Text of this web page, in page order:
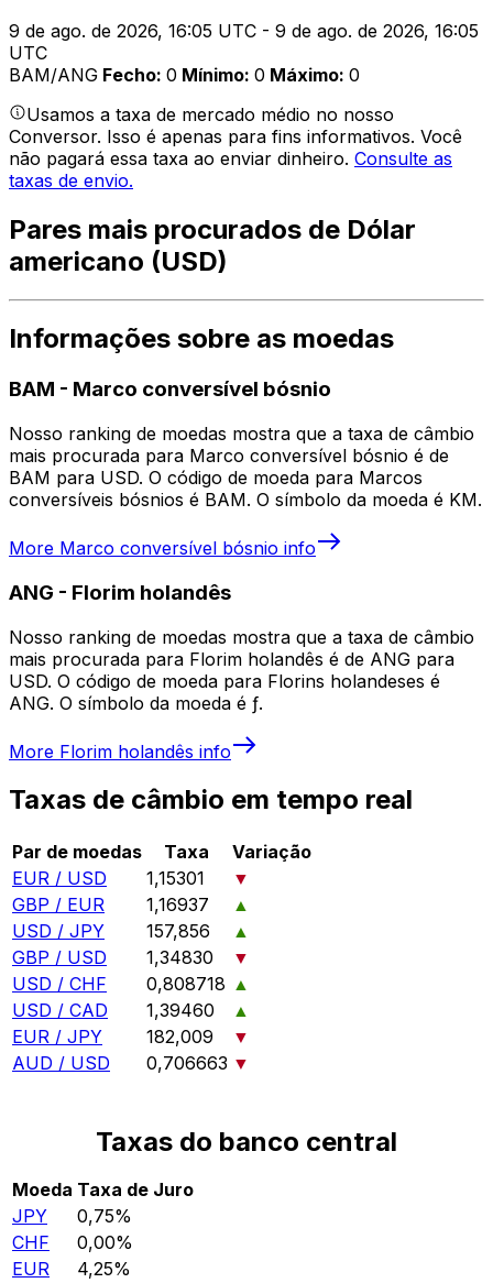
9 de ago. de 2026, 16:05 UTC - 9 de ago. de 2026, 16:05
UTC
BAM/ANG Fecho: 0 Mínimo: 0 Máximo: 0
Usamos a taxa de mercado médio no nosso
Conversor. Isso é apenas para fins informativos. Você
não pagará essa taxa ao enviar dinheiro. Consulte as
taxas de envio.
Pares mais procurados de Dólar
americano (USD)
Informações sobre as moedas
BAM - Marco conversível bósnio
Nosso ranking de moedas mostra que a taxa de câmbio
mais procurada para Marco conversível bósnio é de
BAM para USD. O código de moeda para Marcos
conversíveis bósnios é BAM. O símbolo da moeda é KM.
More Marco conversível bósnio info
ANG - Florim holandês
Nosso ranking de moedas mostra que a taxa de câmbio
mais procurada para Florim holandês é de ANG para
USD. O código de moeda para Florins holandeses é
ANG. O símbolo da moeda é ƒ.
More Florim holandês info
Taxas de câmbio em tempo real
Par de moedas Taxa
Variação
EUR / USD
1,15301
▼
GBP / EUR
1,16937
▲
USD / JPY
157,856
▲
GBP / USD
1,34830
▼
USD / CHF
0,808718 ▲
USD / CAD
1,39460
▲
EUR / JPY
182,009
▼
AUD / USD
0,706663 ▼
Taxas do banco central
Moeda Taxa de Juro
JPY
0,75%
CHF
0,00%
EUR
4,25%